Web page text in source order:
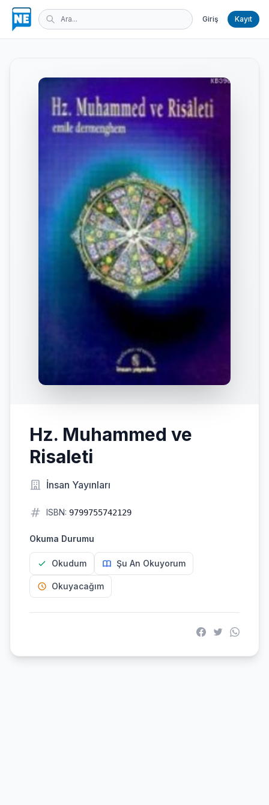
Giriş Kayıt
Hz. Muhammed ve
Risaleti
İnsan Yayınları
ISBN: 9799755742129
Okuma Durumu
Okudum Şu An Okuyorum
Okuyacağım